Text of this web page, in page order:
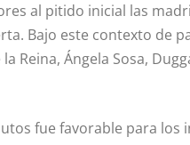
al pitido inicial las
Bajo este contexto de
la Reina, Ángela Sosa,
fue favorable para los